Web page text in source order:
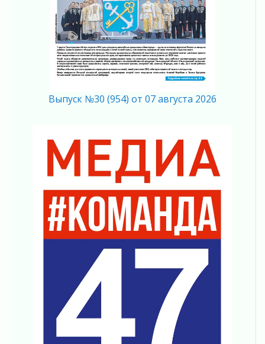
Никакого принуждения, только письменное
согласие
04 августа 2026
Без риска для здоровья и кошелька
04 августа 2026
Важная информация
Что делать со сбережениями
03 августа 2026
Ленобласть повышает производительность
труда в ЖКХ
Поддержка волонтерских объединений
03 августа 2026
Ладожский мост полностью закроют на два
часа
Музеи Ленобласти обновляют пространства
Новая площадка: 2027
03 августа 2026
Часть медиков в Ленобласти сможет
рассчитывать на доплату от региона
Выпуск №30 (954) от 07 августа 2026